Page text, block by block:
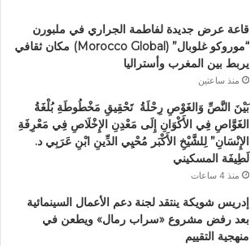
قاعة عرض جديدة لفاطمة الجراري في ملبورن
“موروكو غلوبال” (Morocco Global) مكان ثقافي
يربط بين المغرب وأستراليا
منذ ساعتين
بَيْنَ النَّصِّ وَالغَوْصِ رِحْلَةُ تَحْقِيقِ مَخْطُوطَةِ بُلْغَةُ
الغَوَّاصِ فِي الأَكْوَانِ إِلَى مَعْدِنِ الإِخْلَاصِ فِي مَعْرِفَةِ
الإِنْسَانِ” لِلشَّيْخِ الأَكْبَر مُحْيِي الدِّينِ ابْنِ عَرَبِي د.
لَطِيفَة المسكيني
منذ 4 ساعات
إدريس شويكة ينتقد لجنة دعم الأعمال السينمائية
بعد رفض مشروع «سراب رمال» ويطعن في
منهجية التقييم